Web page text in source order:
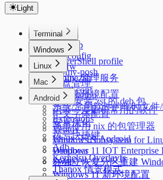
科学上网
MosDNS 屏蔽国内常见的
Markdown Editor
Regex Tester
Light
Terminal
Starship
zsh config
zimfw
oh my zsh
Windows
PowerShell profile
oh-my-posh
磁盘管理
Autostartup
系统/常用软件的临时文件
Extensions
Ventoy
Windows Subsystem for
Windows 11 IOT Enterprise
在独立恢复分区重建
Windows 11 新环境配置
Linux
Alpine 管理服务
sysctl.conf
dpkg 安装 zst 的 deb 包
中文字体配置
简单使用 nix 的包管理器
Linux 下的 Android
Dropbear
Swap
Mac
Mac 新环境配置
Android
记录一些刷机常用的软件
安卓优化
拨号快捷键
Adb
Kernelsu Overlayfs
Thanox 情景模式